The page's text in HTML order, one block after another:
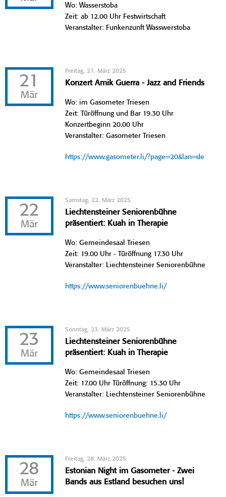
Wo: Wasserstoba
Zeit: ab 12.00 Uhr Festwirtschaft
Veranstalter: Funkenzunft Wasswerstoba
21
Mär
Freitag, 21. März 2025
Konzert Amik Guerra - Jazz and Friends
Wo: im Gasometer Triesen
Zeit: Türöffnung und Bar 19.30 Uhr
Konzertbeginn 20.00 Uhr
Veranstalter: Gasometer Triesen
https://www.gasometer.li/?page=20&lan=de
22
Mär
Samstag, 22. März 2025
Liechtensteiner Seniorenbühne
präsentiert: Kuah in Therapie
Wo: Gemeindesaal Triesen
Zeit: 19.00 Uhr - Türöffnung 17.30 Uhr
Veranstalter: Liechtensteiner Seniorenbühne
https://www.seniorenbuehne.li/
23
Mär
Sonntag, 23. März 2025
Liechtensteiner Seniorenbühne
präsentiert: Kuah in Therapie
Wo: Gemeindesaal Triesen
Zeit: 17.00 Uhr Türöffnung: 15.30 Uhr
Veranstalter: Liechtensteiner Seniorenbühne
https://www.seniorenbuehne.li/
28
Mär
Freitag, 28. März 2025
Estonian Night im Gasometer - Zwei
Bands aus Estland besuchen uns!